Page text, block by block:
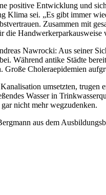
positive Entwicklung und
Klima sei. „Es gibt immer
Zusammen mit
die Handwerkerparkausweise
Nawrocki: Aus seiner
Während antike Städte
Choleraepidemien
umsetzten,
Wasser in
nicht mehr wegzudenken.
aus dem